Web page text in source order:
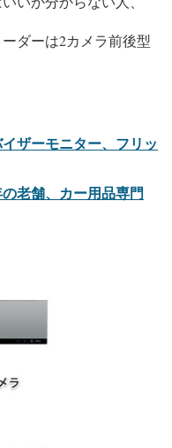
ダーは2カメラ前後型
ザーモニター、フリッ
老舗、カー用品専門